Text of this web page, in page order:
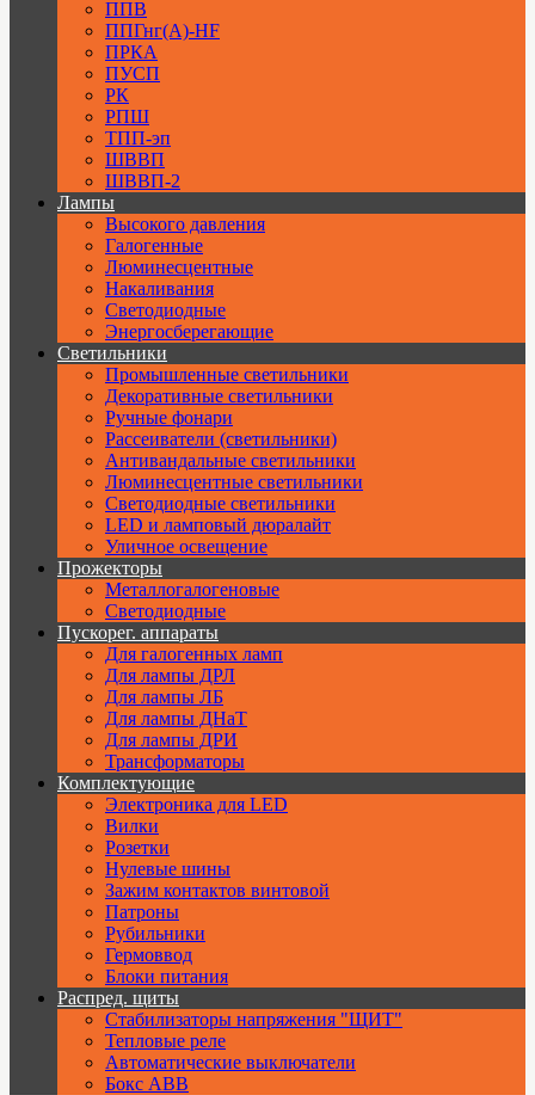
ППВ
ППГнг(А)-HF
ПРКА
ПУСП
РК
РПШ
ТПП-эп
ШВВП
ШВВП-2
Лампы
Высокого давления
Галогенные
Люминесцентные
Накаливания
Светодиодные
Энергосберегающие
Светильники
Промышленные светильники
Декоративные светильники
Ручные фонари
Рассеиватели (светильники)
Антивандальные светильники
Люминесцентные светильники
Cветодиодные светильники
LED и ламповый дюралайт
Уличное освещение
Прожекторы
Металлогалогеновые
Светодиодные
Пускорег. аппараты
Для галогенных ламп
Для лампы ДРЛ
Для лампы ЛБ
Для лампы ДНаТ
Для лампы ДРИ
Трансформаторы
Комплектующие
Электроника для LED
Вилки
Розетки
Нулевые шины
Зажим контактов винтовой
Патроны
Рубильники
Гермоввод
Блоки питания
Распред. щиты
Стабилизаторы напряжения "ЩИТ"
Тепловые реле
Автоматические выключатели
Бокс ABB